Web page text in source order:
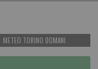
METEO TORINO DOMANI